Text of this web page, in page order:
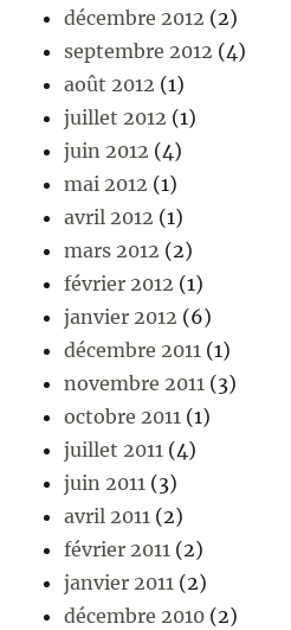
décembre 2012 (2)
septembre 2012 (4)
août 2012 (1)
juillet 2012 (1)
juin 2012 (4)
mai 2012 (1)
avril 2012 (1)
mars 2012 (2)
février 2012 (1)
janvier 2012 (6)
décembre 2011 (1)
novembre 2011 (3)
octobre 2011 (1)
juillet 2011 (4)
juin 2011 (3)
avril 2011 (2)
février 2011 (2)
janvier 2011 (2)
décembre 2010 (2)